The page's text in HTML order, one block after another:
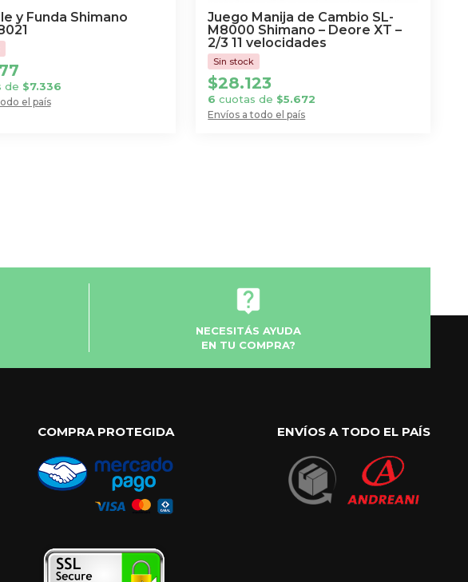
y Funda Shimano
el país
de $7.336
Juego Manija de Cambio SL-
M8000 Shimano – Deore XT –
2/3 11 velocidades
Envíos a todo el país
$28.123
6 cuotas de $5.672
NECESITÁS AYUDA
EN TU COMPRA?
COMPRA PROTEGIDA ENVÍOS A TODO EL PAÍS